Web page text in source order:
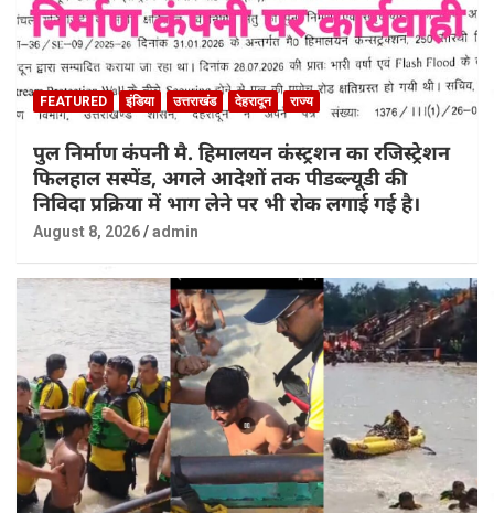
FEATURED इंडिया उत्तराखंड देहरादून राज्य
पुल निर्माण कंपनी मै. हिमालयन कंस्ट्रशन का रजिस्ट्रेशन
फिलहाल सस्पेंड, अगले आदेशों तक पीडब्ल्यूडी की
निविदा प्रक्रिया में भाग लेने पर भी रोक लगाई गई है।
August 8, 2026 admin